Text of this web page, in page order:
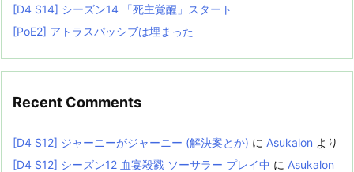
[D4 S14] シーズン14 「死主覚醒」スタート
[PoE2] アトラスパッシブは埋まった
Recent Comments
[D4 S12] ジャーニーがジャーニー (解決案とか) に Asukalon より
[D4 S12] シーズン12 血宴殺戮 ソーサラー プレイ中 に Asukalon